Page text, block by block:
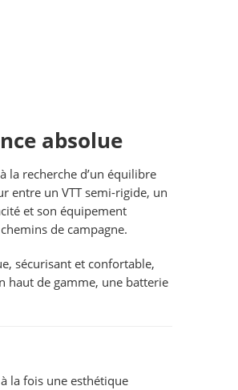
absolue
la recherche d’un équilibre
entre un VTT semi-rigide, un
et son équipement
de campagne.
sécurisant et confortable,
haut de gamme, une batterie
la fois une esthétique